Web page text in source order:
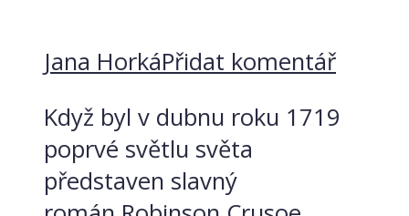
Jana HorkáPřidat komentář
Když byl v dubnu roku 1719
poprvé světlu světa
představen slavný